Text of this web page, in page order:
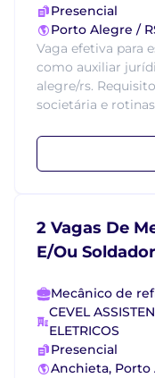
Presencial
Porto Alegre /
Vaga efetiva para
como auxiliar
alegre/rs.
societária e
2 Vagas De
E/Ou
Mecânico de
CEVEL
ELETRICOS
Presencial
Anchieta, Porto